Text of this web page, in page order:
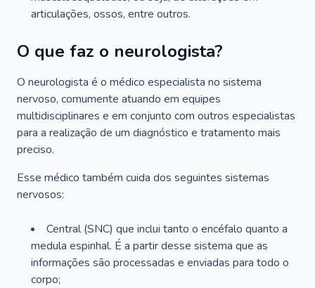
articulações, ossos, entre outros.
O que faz o neurologista?
O neurologista é o médico especialista no sistema
nervoso, comumente atuando em equipes
multidisciplinares e em conjunto com outros especialistas
para a realização de um diagnóstico e tratamento mais
preciso.
Esse médico também cuida dos seguintes sistemas
nervosos:
Central (SNC) que inclui tanto o encéfalo quanto a
medula espinhal. É a partir desse sistema que as
informações são processadas e enviadas para todo o
corpo;